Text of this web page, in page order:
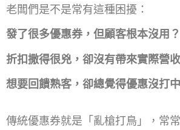
老闆們是不是常有這種困擾：
發了很多優惠券，但顧客根本沒用？
折扣撒得很兇，卻沒有帶來實際營
想要回饋熟客，卻總覺得優惠沒打
傳統優惠券就是「亂槍打鳥」，常